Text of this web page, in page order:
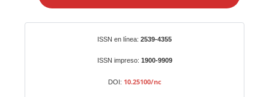
a
ISSN en línea: 2539-4355
ISSN impreso: 1900-9909
DOI: 10.25100/nc